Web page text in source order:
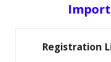
Registration